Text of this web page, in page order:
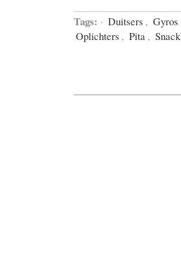
Tags: · Duitsers , Gyros
Oplichters , Pita ,